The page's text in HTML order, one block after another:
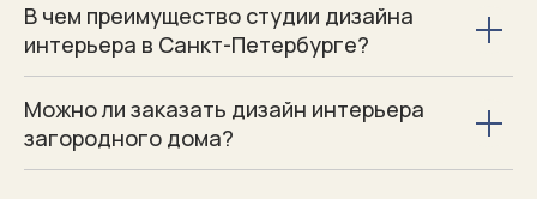
В чем преимущество студии дизайна
интерьера в Санкт-Петербурге?
Можно ли заказать дизайн интерьера
загородного дома?